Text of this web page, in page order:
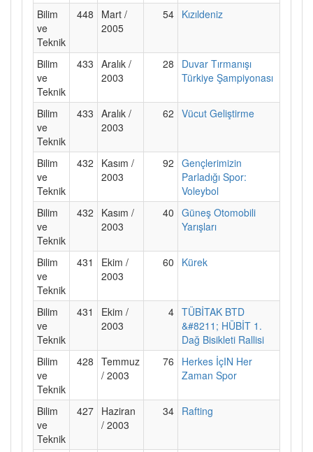
Bilim
ve
Teknik
448
Mart /
2005
54 Kızıldeniz
Bilim
ve
Teknik
433 Aralık /
2003
28
Duvar Tırmanışı
Türkiye Şampiyonası
Bilim
ve
Teknik
433 Aralık /
2003
62 Vücut Geliştirme
Bilim
ve
Teknik
432
Kasım /
2003
92 Gençlerimizin
Parladığı Spor:
Voleybol
Bilim
ve
Teknik
432
Kasım /
2003
40 Güneş Otomobili
Yarışları
Bilim
ve
Teknik
431
Ekim /
2003
60 Kürek
Bilim
ve
Teknik
431
Ekim /
2003
4 TÜBİTAK BTD
&#8211; HÜBİT 1.
Dağ Bisikleti Rallisi
Bilim
ve
Teknik
428 Temmuz
/ 2003
76
Herkes İçIN Her
Zaman Spor
Bilim
ve
Teknik
427 Haziran
/ 2003
34 Rafting